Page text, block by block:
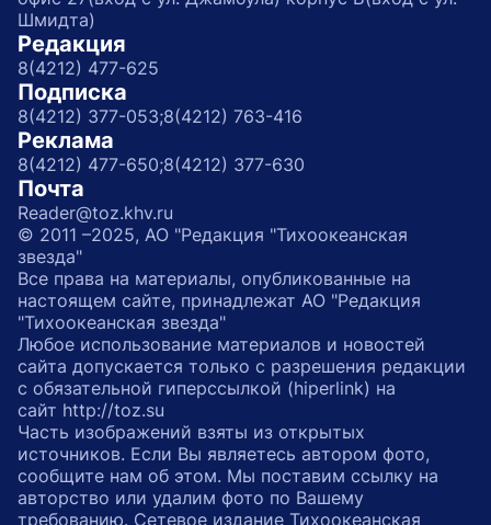
Шмидта)
Редакция
8(4212) 477-625
Подписка
8(4212) 377-053;8(4212) 763-416
Реклама
8(4212) 477-650;8(4212) 377-630
Почта
Reader@toz.khv.ru
© 2011 –2025, АО "Редакция "Тихоокеанская
звезда"
Все права на материалы, опубликованные на
настоящем сайте, принадлежат АО "Редакция
"Тихоокеанская звезда"
Любое использование материалов и новостей
сайта допускается только с разрешения редакции
с обязательной гиперссылкой (hiperlink) на
сайт http://toz.su
Часть изображений взяты из открытых
источников. Если Вы являетесь автором фото,
сообщите нам об этом. Мы поставим ссылку на
авторство или удалим фото по Вашему
требованию. Сетевое издание Тихоокеанская